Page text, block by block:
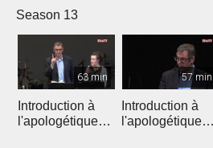
Season 13
63 min
Introduction à
l'apologétique
57 min
Introduction à
l'apologétique